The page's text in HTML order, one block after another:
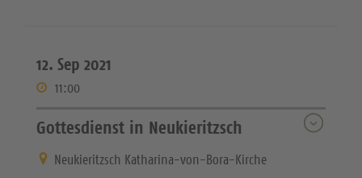
12. Sep 2021
11:00
Gottesdienst in Neukieritzsch
Neukieritzsch Katharina-von-Bora-Kirche